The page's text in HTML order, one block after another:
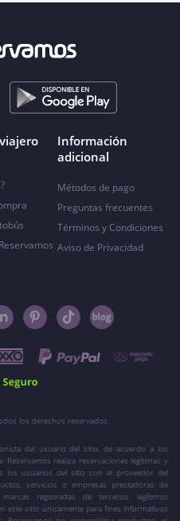
Información
adicional
Métodos de pago
Preguntas frecuentes
Términos y Condiciones
Aviso de Privacidad
los derechos reservados.
del usuario del sitio, de acuerdo a los
realiza reservaciones legítimas y
los usuarios del sitio con el proveedor del
servicios o empresas prestadoras de
registradas de terceros, legítimos
este sitio únicamente para fines informativos